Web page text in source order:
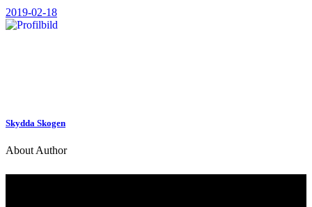
2019-02-18
Skydda Skogen
About Author